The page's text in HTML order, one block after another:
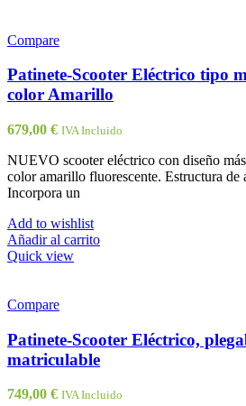
Compare
Patinete-Scooter Eléctrico tipo
color Amarillo
679,00 € IVA Incluido
NUEVO scooter eléctrico con diseño
color amarillo fluorescente. Estructura de
Incorpora un
Add to wishlist
Añadir al carrito
Quick view
Compare
Patinete-Scooter Eléctrico,
matriculable
749,00 € IVA Incluido